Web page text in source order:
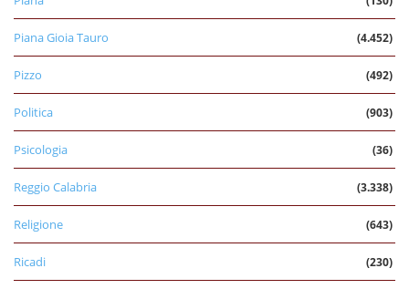
Piana Gioia Tauro (4.452)
Pizzo (492)
Politica (903)
Psicologia (36)
Reggio Calabria (3.338)
Religione (643)
Ricadi (230)